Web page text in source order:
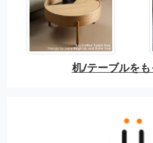
机/テーブルを